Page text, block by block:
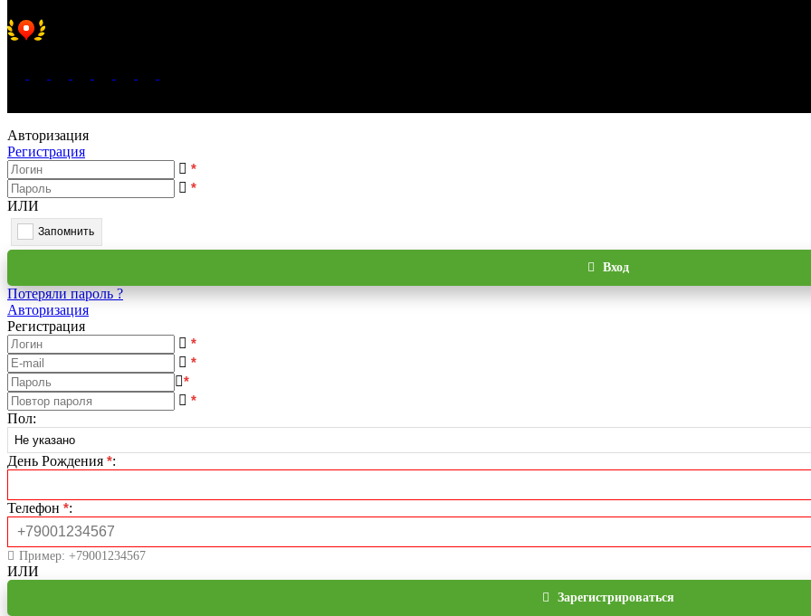
Авторизация
Регистрация
*
*
ИЛИ
Запомнить
Вход
Потеряли пароль ?
Авторизация
Регистрация
*
*
*
*
Пол:
День Рождения *:
Телефон *:
Пример: +79001234567
ИЛИ
Зарегистрироваться